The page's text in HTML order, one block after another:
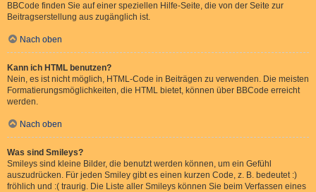
BBCode finden Sie auf einer speziellen Hilfe-Seite, die von der Seite zur
Beitragserstellung aus zugänglich ist.
Nach oben
Kann ich HTML benutzen?
Nein, es ist nicht möglich, HTML-Code in Beiträgen zu verwenden. Die meisten
Formatierungsmöglichkeiten, die HTML bietet, können über BBCode erreicht
werden.
Nach oben
Was sind Smileys?
Smileys sind kleine Bilder, die benutzt werden können, um ein Gefühl
auszudrücken. Für jeden Smiley gibt es einen kurzen Code, z. B. bedeutet :)
fröhlich und :( traurig. Die Liste aller Smileys können Sie beim Verfassen eines